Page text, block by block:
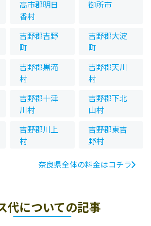
高市郡明日
香村
御所市
吉野郡吉野
町
吉野郡大淀
町
吉野郡黒滝
村
吉野郡天川
村
吉野郡十津
川村
吉野郡下北
山村
吉野郡川上
村
吉野郡東吉
野村
奈良県全体の料金はコチラ
代についての記事